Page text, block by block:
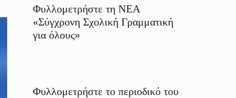
Φυλλομετρήστε τη ΝΕΑ
«Σύγχρονη Σχολική Γραμματική
για όλους»
Φυλλομετρήστε το περιοδικό του